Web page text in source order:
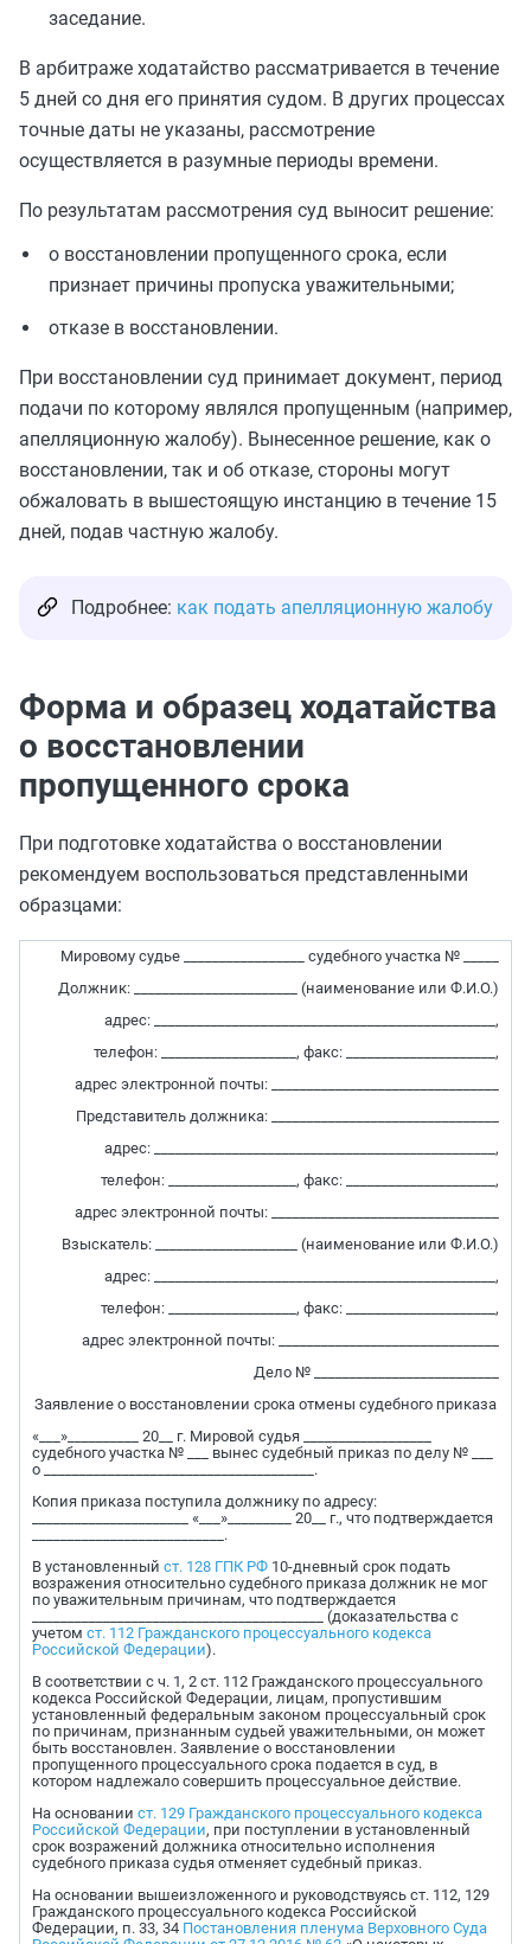
заседание.
В арбитраже ходатайство рассматривается в течение
5 дней со дня его принятия судом. В других процессах
точные даты не указаны, рассмотрение
осуществляется в разумные периоды времени.
По результатам рассмотрения суд выносит решение:
о восстановлении пропущенного срока, если
признает причины пропуска уважительными;
отказе в восстановлении.
При восстановлении суд принимает документ, период
подачи по которому являлся пропущенным (например,
апелляционную жалобу). Вынесенное решение, как о
восстановлении, так и об отказе, стороны могут
обжаловать в вышестоящую инстанцию в течение 15
дней, подав частную жалобу.
Подробнее: как подать апелляционную жалобу
Форма и образец ходатайства
о восстановлении
пропущенного срока
При подготовке ходатайства о восстановлении
рекомендуем воспользоваться представленными
образцами:
Мировому судье _________________ судебного участка № _____
Должник: _______________________ (наименование или Ф.И.О.)
адрес: ________________________________________________,
телефон: ___________________, факс: _____________________,
адрес электронной почты: ________________________________
Представитель должника: ________________________________
адрес: ________________________________________________,
телефон: __________________, факс: _____________________,
адрес электронной почты: ________________________________
Взыскатель: ____________________ (наименование или Ф.И.О.)
адрес: ________________________________________________,
телефон: __________________, факс: _____________________,
адрес электронной почты: _______________________________
Дело № __________________________
Заявление о восстановлении срока отмены судебного приказа
«___»__________ 20__ г. Мировой судья __________________
судебного участка № ___ вынес судебный приказ по делу № ___
о ______________________________________.
Копия приказа поступила должнику по адресу:
______________________ «___»_________ 20__ г., что подтверждается
___________________________.
В установленный ст. 128 ГПК РФ 10-дневный срок подать
возражения относительно судебного приказа должник не мог
по уважительным причинам, что подтверждается
_________________________________________ (доказательства с
учетом ст. 112 Гражданского процессуального кодекса
Российской Федерации).
В соответствии с ч. 1, 2 ст. 112 Гражданского процессуального
кодекса Российской Федерации, лицам, пропустившим
установленный федеральным законом процессуальный срок
по причинам, признанным судьей уважительными, он может
быть восстановлен. Заявление о восстановлении
пропущенного процессуального срока подается в суд, в
котором надлежало совершить процессуальное действие.
На основании ст. 129 Гражданского процессуального кодекса
Российской Федерации, при поступлении в установленный
срок возражений должника относительно исполнения
судебного приказа судья отменяет судебный приказ.
На основании вышеизложенного и руководствуясь ст. 112, 129
Гражданского процессуального кодекса Российской
Федерации, п. 33, 34 Постановления пленума Верховного Суда